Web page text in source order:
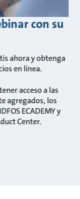
con su
ahora y obtenga
en línea.
acceso a las
agregados, los
ECADEMY y
Center.